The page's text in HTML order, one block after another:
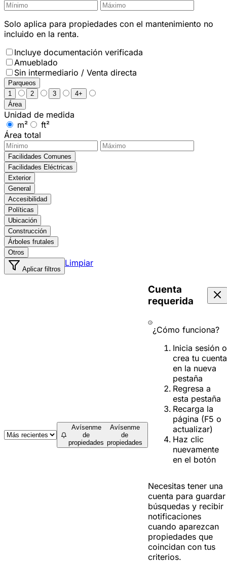
Solo aplica para propiedades con el mantenimiento no
incluido en la renta.
Incluye documentación verificada
Amueblado
Sin intermediario / Venta directa
Parqueos
1
2 3
4+
Área
Unidad de medida
m²
ft²
Área total
Facilidades Comunes
Facilidades Eléctricas
Exterior
General
Accesibilidad
Políticas
Ubicación
Construcción
Árboles frutales
Otros
Aplicar filtros
Limpiar
Avísenme
de
propiedades
Avísenme
de
propiedades
Cuenta
requerida
¿Cómo funciona?
Inicia sesión o
crea tu cuenta
en la nueva
pestaña
Regresa a
esta pestaña
Recarga la
página (F5 o
actualizar)
Haz clic
nuevamente
en el botón
Necesitas tener una
cuenta para guardar
búsquedas y recibir
notificaciones
cuando aparezcan
propiedades que
coincidan con tus
criterios.